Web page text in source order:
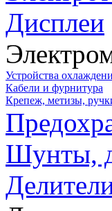
Дисплеи
Устройства
Кабели и фурнитура
Крепеж, метизы,
Шунты,